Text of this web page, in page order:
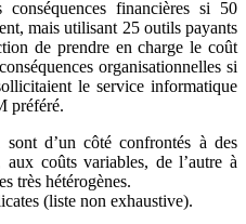
financières si 50
mais utilisant 25 outils payants
de prendre en charge le coût
organisationnelles si
le service informatique
préféré.
d’un côté confrontés à des
aux coûts variables, de l’autre à
très hétérogènes.
(liste non exhaustive).